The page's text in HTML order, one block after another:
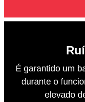
É garantido um
durante o
elevado